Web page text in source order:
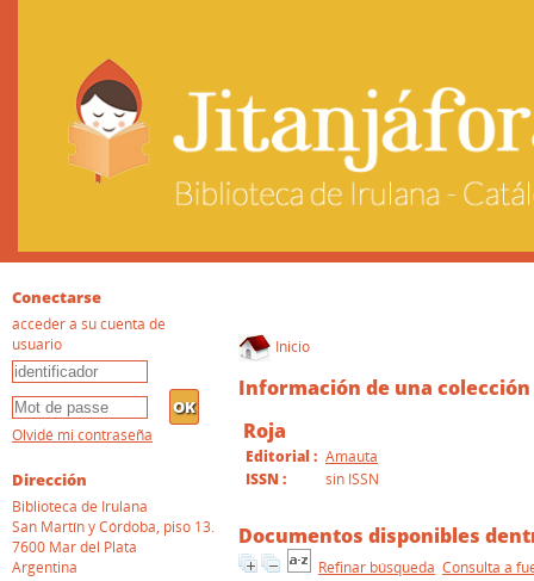
Inicio
Información de una colección
Roja
Editorial : Amauta
ISSN :
sin ISSN
Documentos disponibles
Refinar búsqueda Consulta a
Conectarse
acceder a su cuenta de
usuario
Olvidé mi contraseña
Dirección
Biblioteca de Irulana
San Martín y Córdoba, piso 13.
7600 Mar del Plata
Argentina